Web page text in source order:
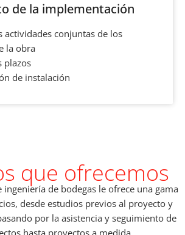
de la implementación
actividades conjuntas de los
la obra
plazos
de instalación
que ofrecemos
ingeniería de bodegas le ofrece una gama
desde estudios previos al proyecto y
por la asistencia y seguimiento de